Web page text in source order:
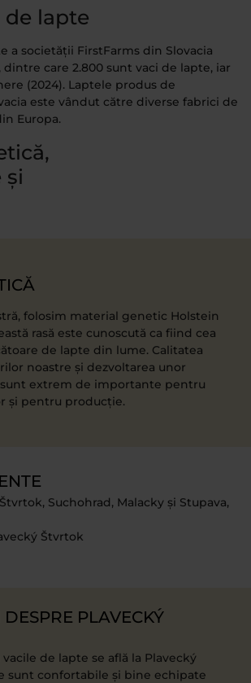
lapte
a societății FirstFarms din Slovacia
dintre care 2.800 sunt vaci de lapte, iar
(2024). Laptele produs de
este vândut către diverse fabrici de
Europa.
și
folosim material genetic Holstein
rasă este cunoscută ca fiind cea
de lapte din lume. Calitatea
noastre și dezvoltarea unor
extrem de importante pentru
și pentru producție.
Suchohrad, Malacky și Stupava,
Štvrtok
PLAVECKÝ
de lapte se află la Plavecký
sunt confortabile și bine echipate